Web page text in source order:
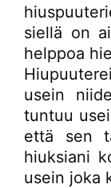
siellä on
helppoa
usein
tuntuu
että sen
hiuksiani
usein joka